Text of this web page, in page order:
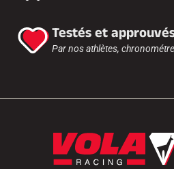
Testés et
Par nos athlètes,